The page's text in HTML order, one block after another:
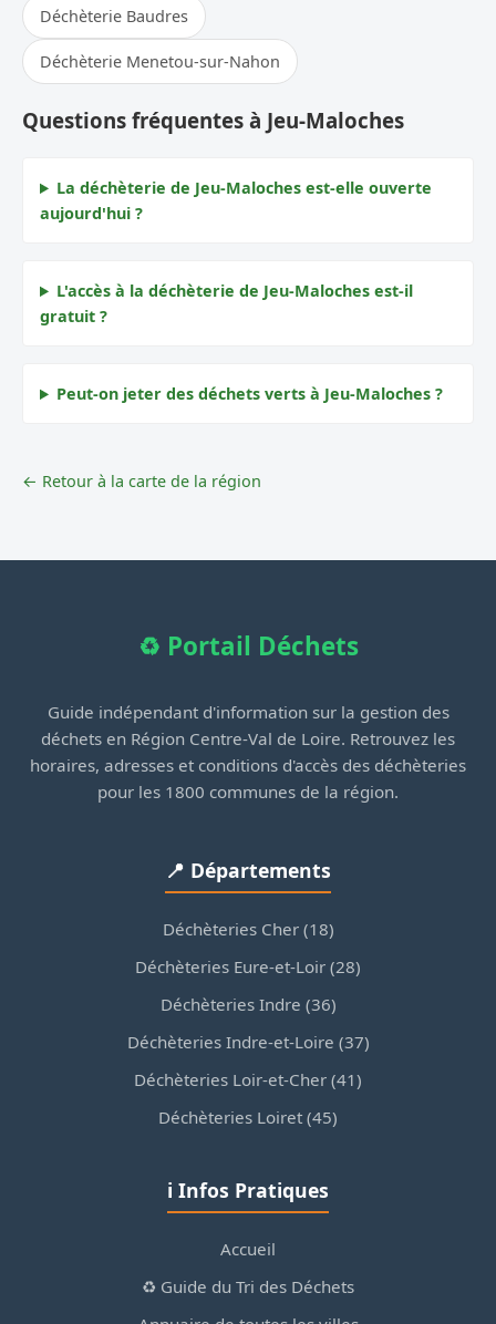
Déchèterie Baudres
Déchèterie Menetou-sur-Nahon
Questions fréquentes à Jeu-Maloches
La déchèterie de Jeu-Maloches est-elle ouverte
aujourd'hui ?
L'accès à la déchèterie de Jeu-Maloches est-il
gratuit ?
Peut-on jeter des déchets verts à Jeu-Maloches ?
← Retour à la carte de la région
♻️ Portail Déchets
Guide indépendant d'information sur la gestion des
déchets en Région Centre-Val de Loire. Retrouvez les
horaires, adresses et conditions d'accès des déchèteries
pour les 1800 communes de la région.
📍 Départements
Déchèteries Cher (18)
Déchèteries Eure-et-Loir (28)
Déchèteries Indre (36)
Déchèteries Indre-et-Loire (37)
Déchèteries Loir-et-Cher (41)
Déchèteries Loiret (45)
ℹ️ Infos Pratiques
Accueil
♻️ Guide du Tri des Déchets